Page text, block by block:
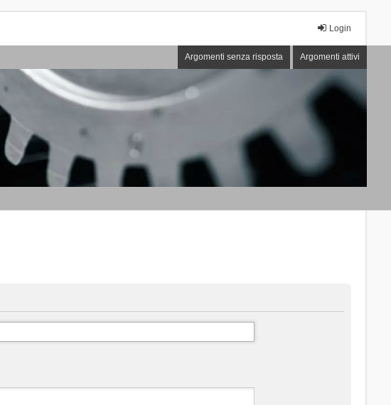
Login
Argomenti senza risposta Argomenti attivi